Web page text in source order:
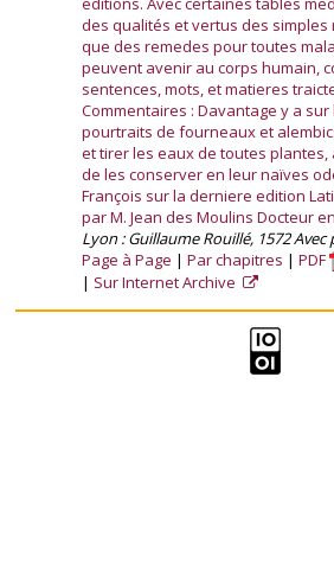
des qualités et vertus des simples
que des remedes pour toutes
peuvent avenir au corps humain,
sentences, mots, et matieres
Commentaires : Davantage y a
pourtraits de fourneaux et
et tirer les eaux de toutes plantes,
de les conserver en leur naïves
François sur la derniere edition
par M. Jean des Moulins Docteur
Lyon : Guillaume Rouillé, 1572 Avec
Page à Page
Par chapitres
PDF
Sur Internet Archive